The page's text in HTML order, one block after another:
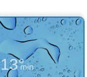
13°
min